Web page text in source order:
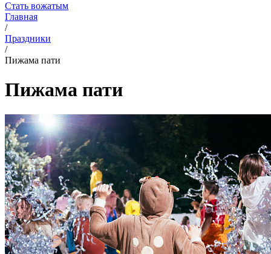
Стать вожатым
Главная
/
Праздники
/
Пижама пати
Пижама пати